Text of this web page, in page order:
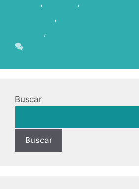
, ,
,
,
Buscar
Buscar